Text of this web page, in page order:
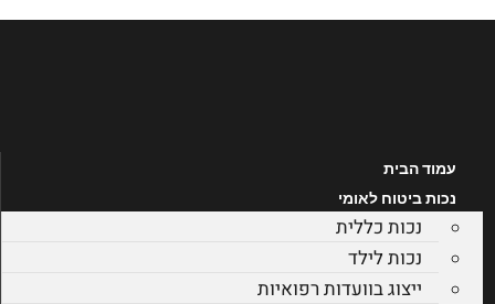
עמוד הבית
נכות ביטוח לאומי
נכות כללית
נכות לילד
ייצוג בוועדות רפואיות